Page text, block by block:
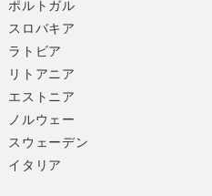
ポルトガル
スロバキア
ラトビア
リトアニア
エストニア
ノルウェー
スウェーデン
イタリア